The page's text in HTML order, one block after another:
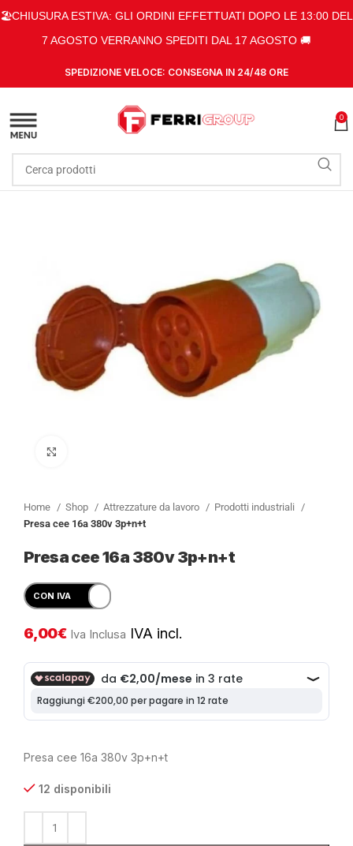
🏖️CHIUSURA ESTIVA: GLI ORDINI EFFETTUATI DOPO LE 13:00 DEL
7 AGOSTO VERRANNO SPEDITI DAL 17 AGOSTO 🚚
SPEDIZIONE VELOCE: CONSEGNA IN 24/48 ORE
0
Home Shop Attrezzature da lavoro
Prodotti industriali
Presa cee 16a 380v 3p+n+t
Presa cee 16a 380v 3p+n+t
6,00€ Iva Inclusa IVA incl.
Presa cee 16a 380v 3p+n+t
12 disponibili